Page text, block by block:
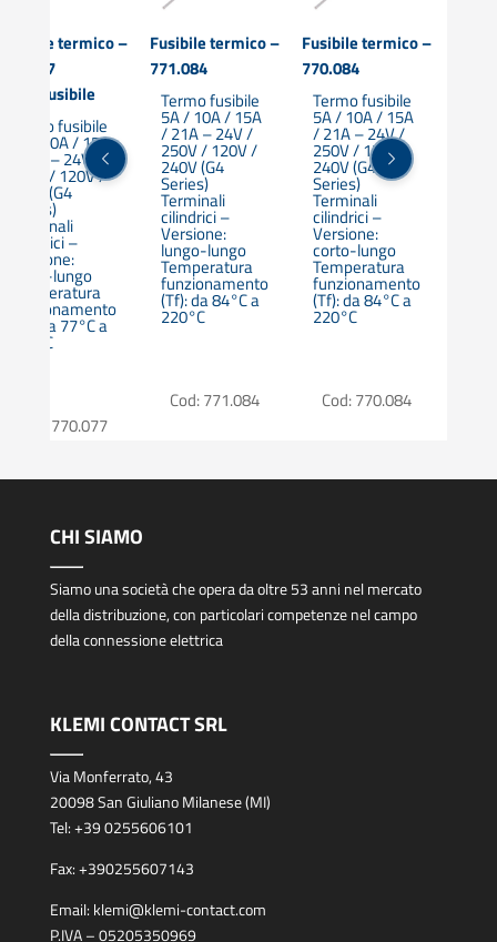
termico –
Termo fusibile
5A / 10A / 15A
/ 21A – 24V /
250V / 120V /
240V (G4
Series)
Terminali
cilindrici –
Versione:
corto-lungo
Temperatura
funzionamento
(Tf): da 77°C a
300°C
Cod: 770.077
Fusibile termico –
771.084
Termo fusibile
5A / 10A / 15A
/ 21A – 24V /
250V / 120V /
240V (G4
Series)
Terminali
cilindrici –
Versione:
lungo-lungo
Temperatura
funzionamento
(Tf): da 84°C a
220°C
Cod: 771.084
Fusibile termico –
770.084
Termo fusibile
5A / 10A / 15A
/ 21A – 24V /
250V / 120V /
240V (G4
Series)
Terminali
cilindrici –
Versione:
corto-lungo
Temperatura
funzionamento
(Tf): da 84°C a
220°C
Cod: 770.084
CHI SIAMO
Siamo una società che opera da oltre 53 anni nel mercato
della distribuzione, con particolari competenze nel campo
della connessione elettrica
KLEMI CONTACT SRL
Via Monferrato, 43
20098 San Giuliano Milanese (MI)
Tel:+39 0255606101
Fax:+390255607143
Email: klemi@klemi-contact.com
P.IVA – 05205350969